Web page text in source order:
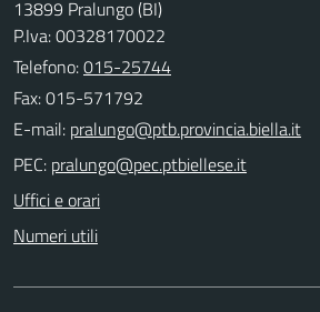
13899 Pralungo (BI)
P.Iva: 00328170022
Telefono:015-25744
Fax: 015-571792
E-mail:
PEC:
Uffici e orari
Numeri utili